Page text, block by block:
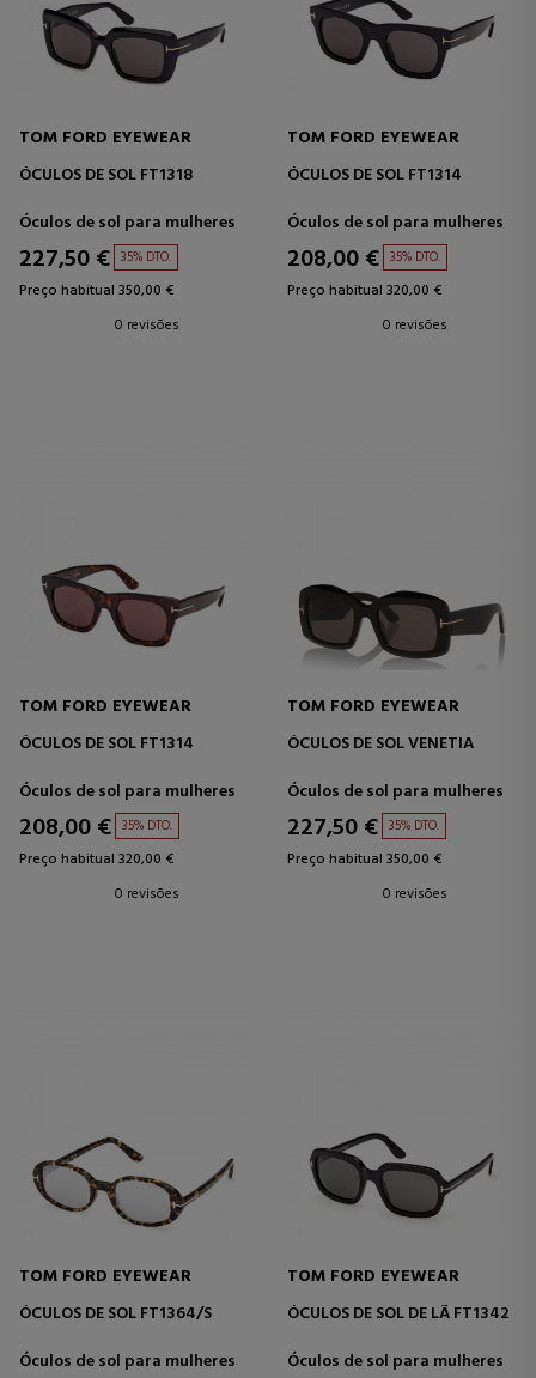
TOM FORD EYEWEAR
ÓCULOS DE SOL FT1318
Óculos de sol para mulheres
227,50 € 35% DTO.
Preço habitual 350,00 €
0 revisões
TOM FORD EYEWEAR
ÓCULOS DE SOL FT1314
Óculos de sol para mulheres
208,00 € 35% DTO.
Preço habitual 320,00 €
0 revisões
TOM FORD EYEWEAR
ÓCULOS DE SOL FT1314
Óculos de sol para mulheres
208,00 € 35% DTO.
Preço habitual 320,00 €
0 revisões
TOM FORD EYEWEAR
ÓCULOS DE SOL VENETIA
Óculos de sol para mulheres
227,50 € 35% DTO.
Preço habitual 350,00 €
0 revisões
TOM FORD EYEWEAR
ÓCULOS DE SOL FT1364/S
Óculos de sol para mulheres
TOM FORD EYEWEAR
ÓCULOS DE SOL DE LÃ FT1342
Óculos de sol para mulheres